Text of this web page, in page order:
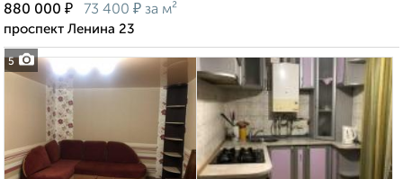
5
880 000 ₽ 73 400 ₽ за м²
проспект Ленина 23